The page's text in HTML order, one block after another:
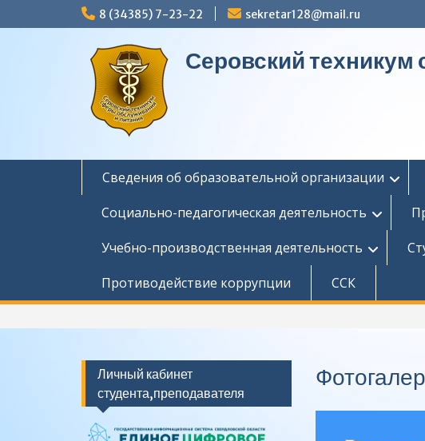
к
8 (34385) 7-23-22 sekretar128@mail.ru
Серовский
Сведения об образовательной организации
Социально-педагогическая деятельность
Учебно-производственная деятельность
Противодействие коррупции
ССК
Личный кабинет
студента,преподавателя